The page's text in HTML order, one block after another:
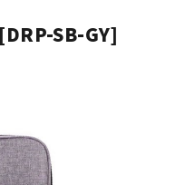
ウクレレ
SB-GY]